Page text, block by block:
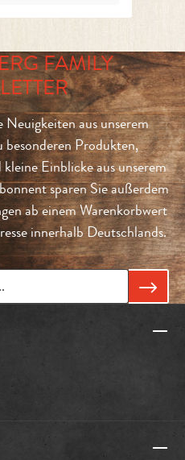
FAMILY
aus unserem
Produkten,
Einblicke aus unserem
sparen Sie außerdem
ab einem Warenkorbwert
innerhalb Deutschlands.